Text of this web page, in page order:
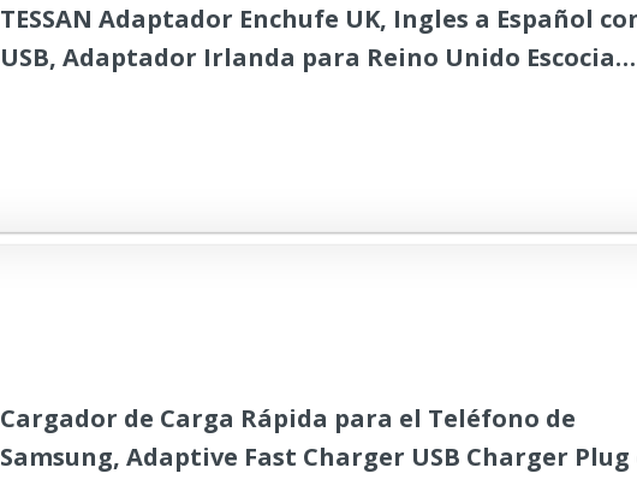
TESSAN Adaptador Enchufe UK, Ingles a Español
USB, Adaptador Irlanda para Reino Unido Escocia
Cargador de Carga Rápida para el Teléfono de
Samsung, Adaptive Fast Charger USB Charger Plug